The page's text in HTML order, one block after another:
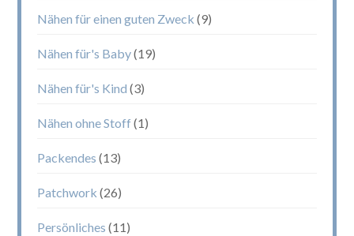
Nähen für einen guten Zweck (9)
Nähen für's Baby(19)
Nähen für's Kind (3)
Nähen ohne Stoff (1)
Packendes (13)
Patchwork (26)
Persönliches (11)